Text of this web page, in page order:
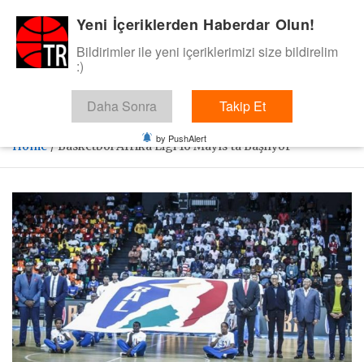
content
BasketTR
Sol dip çizgiden bir basket de bizden gelsin dedik.
Home Basketbol Afrika Ligi 16 Mayıs’ta Başlıyor
Yeni İçeriklerden Haberdar Olun!
Bildirimler ile yeni içeriklerimizi size bildirelim
:)
Daha Sonra Takip Et
by PushAlert